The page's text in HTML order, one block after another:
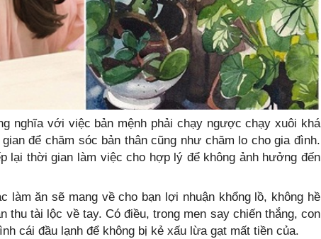
nghĩa với việc bản mệnh phải chạy ngược chạy xuôi khá
để chăm sóc bản thân cũng như chăm lo cho gia đình.
lại thời gian làm việc cho hợp lý để không ảnh hưởng đến
làm ăn sẽ mang về cho bạn lợi nhuận khổng lồ, không hề
thu tài lộc về tay. Có điều, trong men say chiến thắng, con
cái đầu lạnh để không bị kẻ xấu lừa gạt mất tiền của.